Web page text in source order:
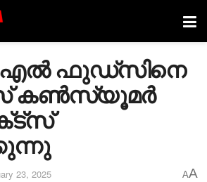
ഫുഡ്‌സിനെ
കൺസ്യൂമർ
23, 2025 AA